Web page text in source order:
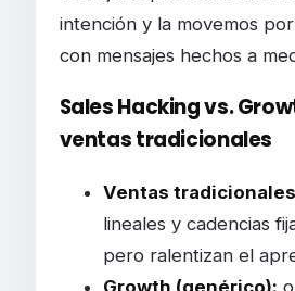
intención y la movemos
con mensajes hechos a
Sales Hacking vs.
ventas tradicionales
Ventas
lineales y cadencias
pero ralentizan el